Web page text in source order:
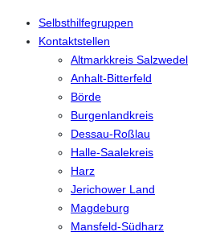
Selbsthilfegruppen
Kontaktstellen
Altmarkkreis Salzwedel
Anhalt-Bitterfeld
Börde
Burgenlandkreis
Dessau-Roßlau
Halle-Saalekreis
Harz
Jerichower Land
Magdeburg
Mansfeld-Südharz